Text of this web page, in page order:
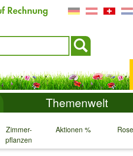
Themenwelt
Zimmer-
pflanzen
Aktionen %
↓ ↓